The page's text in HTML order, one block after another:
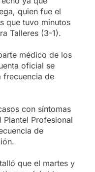
quien fue el
que tuvo minutos
Talleres (3-1).
médico de los
oficial se
frecuencia de
con síntomas
Plantel Profesional
de
que el martes y